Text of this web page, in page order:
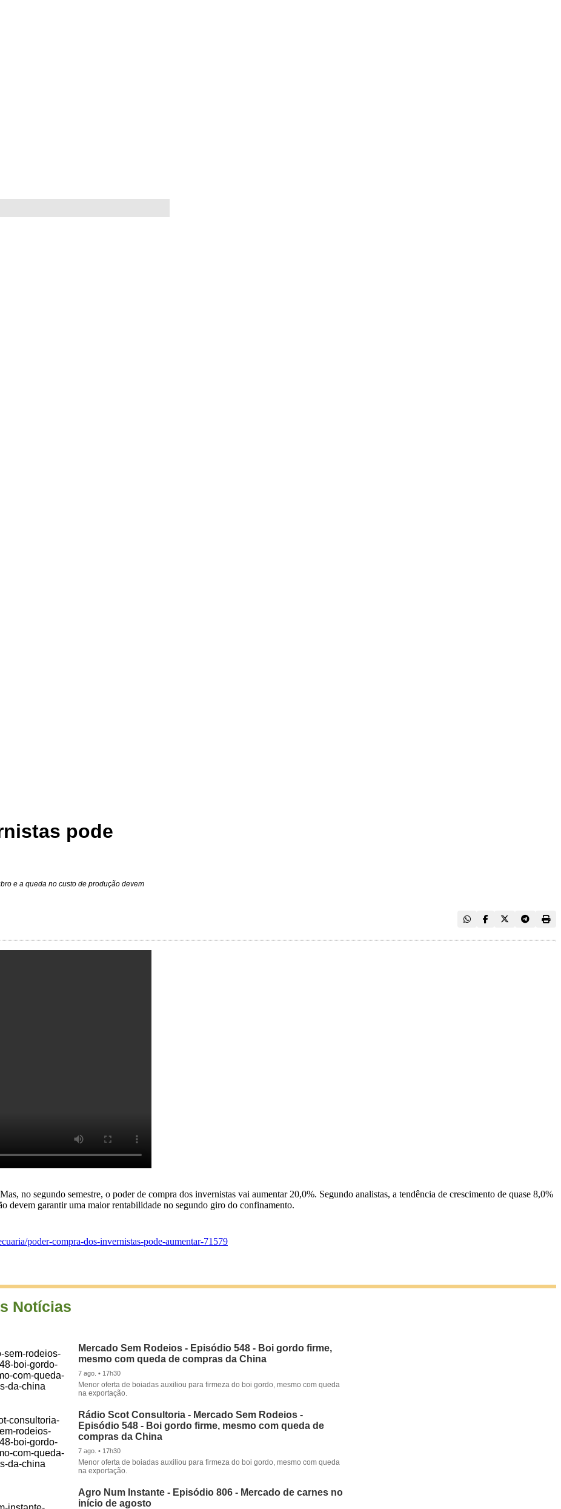
pode
e a queda no custo de produção devem
no segundo semestre, o poder de compra dos invernistas vai aumentar 20,0%. Segundo analistas, a tendência de crescimento de quase 8,0%
devem garantir uma maior rentabilidade no segundo giro do confinamento.
poder-compra-dos-invernistas-pode-aumentar-71579
Notícias
Mercado Sem Rodeios - Episódio 548 - Boi gordo firme,
mesmo com queda de compras da China
7 ago. • 17h30
Menor oferta de boiadas auxiliou para firmeza do boi gordo, mesmo com queda
na exportação.
Rádio Scot Consultoria - Mercado Sem Rodeios -
Episódio 548 - Boi gordo firme, mesmo com queda de
compras da China
7 ago. • 17h30
Menor oferta de boiadas auxiliou para firmeza do boi gordo, mesmo com queda
na exportação.
Agro Num Instante - Episódio 806 - Mercado de carnes no
início de agosto